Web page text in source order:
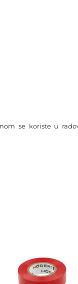
se koriste u